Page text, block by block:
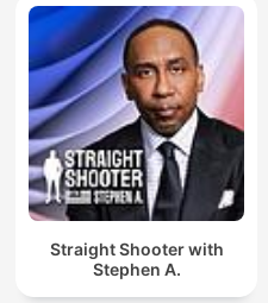
Straight Shooter with
Stephen A.